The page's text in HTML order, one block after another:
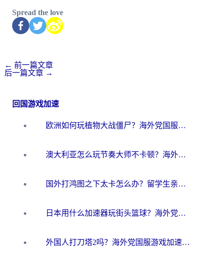
Spread the love
← 前一篇文章
后一篇文章 →
回国游戏加速
欧洲如何玩植物大战僵尸？海外党国服游戏加速避坑指南（附实测对比）
澳大利亚怎么玩节奏大师不卡顿？海外党国服游戏加速终极指南
国外打鸿图之下太卡怎么办？留学生亲测有效的国服游戏加速方案
日本用什么加速器玩街头篮球？海外党国服游戏不卡顿的终极攻略
外国人打刀塔2吗？海外党国服游戏加速避坑全攻略